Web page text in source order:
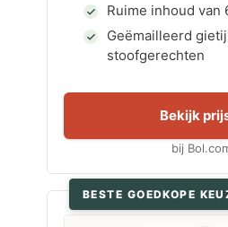
Ruime inhoud van
Geëmailleerd
stoofgerechten
Bekijk
bij
BESTE GOEDKOPE